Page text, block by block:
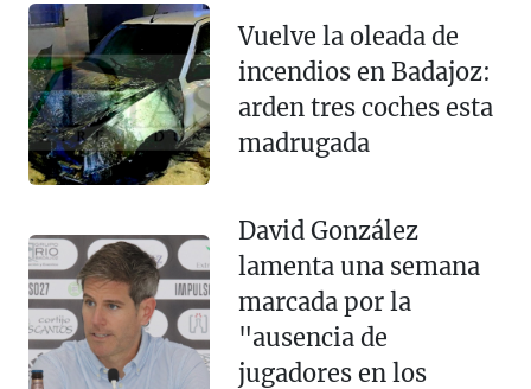
Vuelve la oleada de
incendios en Badajoz:
arden tres coches esta
madrugada
David González
lamenta una semana
marcada por la
"ausencia de
jugadores en los